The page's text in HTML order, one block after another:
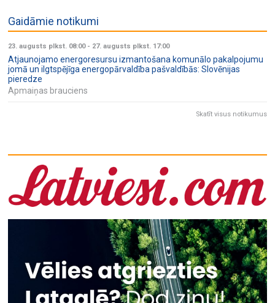
n
Gaidāmie notikumi
23. augusts plkst. 08:00- 27. augusts plkst. 17:00
Atjaunojamo energoresursu izmantošana komunālo pakalpojumu
jomā un ilgtspējīga energopārvaldība pašvaldībās: Slovēnijas
pieredze
Apmaiņas brauciens
Skatīt visus notikumus